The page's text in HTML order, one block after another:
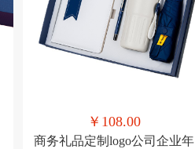
￥108.00
商务礼品定制logo公司企业年